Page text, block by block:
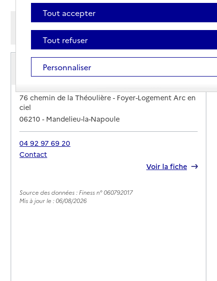
Afficher les résultats par:
Service de soins infirmiers à domicile
SSIAD - Centre Communal d'Action Sociale
(CCAS)
Adresse
76 chemin de la Théoulière - Foyer-Logement Arc en
ciel
06210-Mandelieu-la-Napoule
04 92 97 69 20
Contact
Voir la fiche
Source des données : Finess n° 060792017
Mis à jour le : 06/08/2026
Tout accepter
Tout refuser
Personnaliser